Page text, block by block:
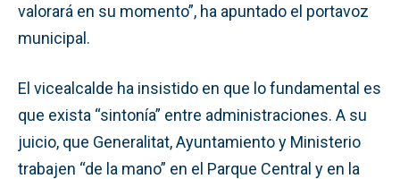
valorará en su momento”, ha apuntado el portavoz
municipal.
El vicealcalde ha insistido en que lo fundamental es
que exista “sintonía” entre administraciones. A su
juicio, que Generalitat, Ayuntamiento y Ministerio
trabajen “de la mano” en el Parque Central y en la